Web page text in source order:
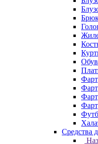
Средства